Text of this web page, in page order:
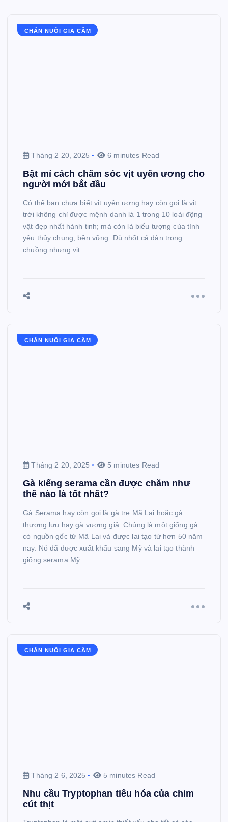
CHĂN NUÔI GIA CẦM
Tháng 2 20, 2025 6 minutes Read
Bật mí cách chăm sóc vịt uyên ương cho
người mới bắt đầu
Có thể bạn chưa biết vịt uyên ương hay còn gọi là vịt
trời không chỉ được mệnh danh là 1 trong 10 loài động
vật đẹp nhất hành tinh; mà còn là biểu tượng của tình
yêu thủy chung, bền vững. Dù nhốt cả đàn trong
chuồng nhưng vịt…
CHĂN NUÔI GIA CẦM
Tháng 2 20, 2025 5 minutes Read
Gà kiểng serama cần được chăm như
thế nào là tốt nhất?
Gà Serama hay còn gọi là gà tre Mã Lai hoặc gà
thượng lưu hay gà vương giả. Chúng là một giống gà
có nguồn gốc từ Mã Lai và được lai tạo từ hơn 50 năm
nay. Nó đã được xuất khẩu sang Mỹ và lai tạo thành
giống serama Mỹ.…
CHĂN NUÔI GIA CẦM
Tháng 2 6, 2025 5 minutes Read
Nhu cầu Tryptophan tiêu hóa của chim
cút thịt